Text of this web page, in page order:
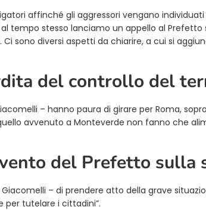
affinché gli aggressori vengano
tempo stesso lanciamo un appello al Prefetto
sono diversi aspetti da chiarire, a cui si
del controllo del
– hanno paura di girare per Roma,
avvenuto a Monteverde non fanno che
del Prefetto sulla
– di prendere atto della grave
tutelare i cittadini”.